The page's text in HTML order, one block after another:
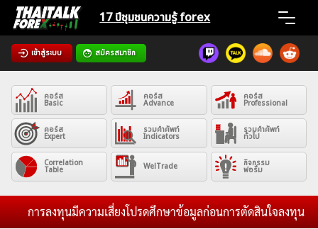
Skip
content
17 ปีชุมชนความรู้ forex
เข้าสู่ระบบ สมัครสมาชิก
Home
News
Articles
VPS Register
คอร์ส
Basic
คอร์ส
Advance
คอร์ส
Professional
คอร์ส
Expert
รวมคำศัพท์
Indicators
รวมคำศัพท์
ทั่วไป
Correlation
Table WelTrade กิจกรรม
ฟอรั่ม
การลงทุนมีความเสี่ยงโปรดศึกษาข้อมูลก่อนการตัดสินใจลงทุน และไ